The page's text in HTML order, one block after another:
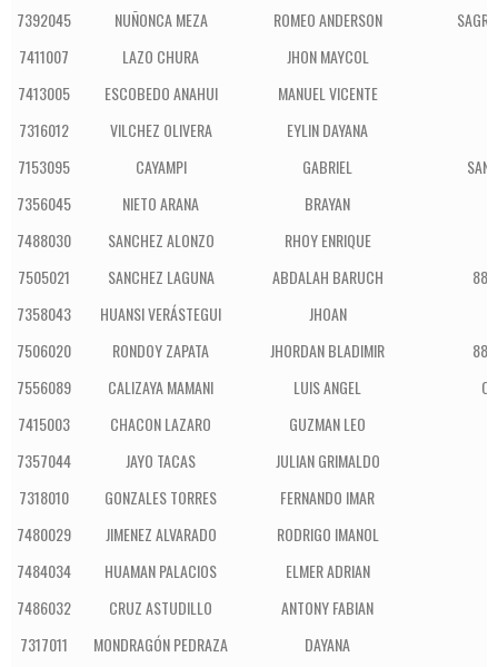
7392045
NUÑONCA MEZA ROMEO ANDERSON
7411007
LAZO CHURA JHON MAYCOL
7413005
ESCOBEDO ANAHUI MANUEL VICENTE
7316012
VILCHEZ OLIVERA EYLIN DAYANA
7153095
CAYAMPI GABRIEL
SAN
7356045
NIETO ARANA BRAYAN
7488030
SANCHEZ ALONZO
RHOY ENRIQUE
7505021
SANCHEZ LAGUNA ABDALAH BARUCH
7358043
HUANSI VERÁSTEGUI JHOAN
7506020
RONDOY ZAPATA JHORDAN BLADIMIR
7556089
CALIZAYA MAMANI LUIS ANGEL
7415003
CHACON LAZARO GUZMAN LEO
7357044
JAYO TACAS JULIAN GRIMALDO
7318010
GONZALES TORRES FERNANDO IMAR
7480029
JIMENEZ ALVARADO
RODRIGO IMANOL
7484034
HUAMAN PALACIOS
ELMER ADRIAN
7486032
CRUZ ASTUDILLO
ANTONY FABIAN
7317011
MONDRAGÓN PEDRAZA DAYANA